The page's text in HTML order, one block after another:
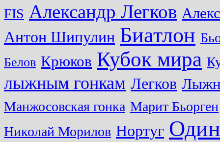
FIS Александр Легков
Антон Шипулин Биатлон
Белов Крюков Кубок мира
лыжным гонкам Легков
Манжосовская гонка Марит Бьорген
Николай Морилов Нортуг